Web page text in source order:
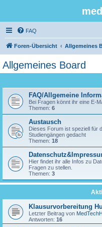
FAQ
Foren-Übersicht Allgemeines
Allgemeines Board
FAQ/Allgemeine
Bei Fragen könnt ihr eine E-
Themen: 6
Austausch
Dieses Forum ist speziell für
Studiengängen gedacht
Themen: 18
Hier findet ihr alle Infos zu
Fragen zu stellen.
Themen: 3
Klausurvorbereitung
Letzter Beitrag von
Antworten: 16